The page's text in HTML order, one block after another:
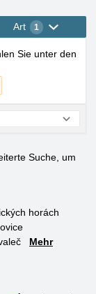
Art 1
Sie unter den
Suche, um
horách
Mehr